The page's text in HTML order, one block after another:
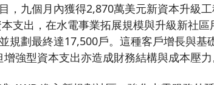
，九個月內獲得2,870萬美元新資本升級
支出，在水電事業拓展規模與升級新社
規劃最終達17,500戶。這種客戶增長與基
強型資本支出亦造成財務結構與成本壓力